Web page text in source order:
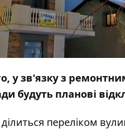
у зв'язку з
будуть планові
ділиться переліком